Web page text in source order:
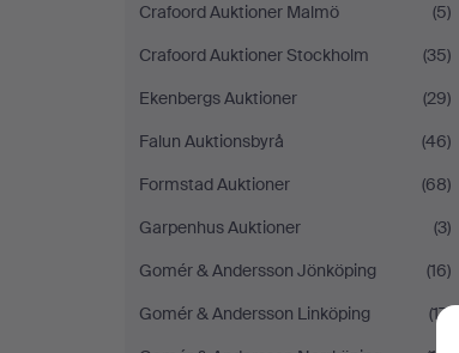
Crafoord Auktioner Malmö
(5)
Crafoord Auktioner Stockholm
(35)
Ekenbergs Auktioner
(29)
Falun Auktionsbyrå
(46)
Formstad Auktioner
(68)
Garpenhus Auktioner
(3)
Gomér & Andersson Jönköping
(16)
Gomér & Andersson Linköping
(17)